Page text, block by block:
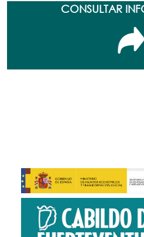
CONSULTAR